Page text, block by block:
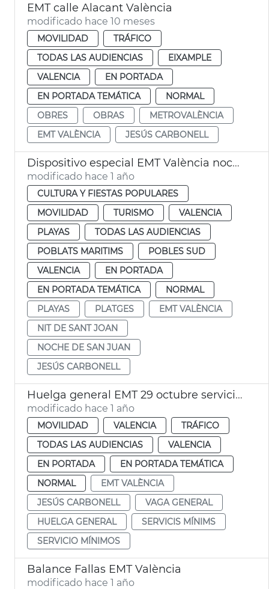
EMT calle Alacant València
modificado hace 10 meses
MOVILIDAD
TRÁFICO
TODAS LAS AUDIENCIAS
EIXAMPLE
VALENCIA
EN PORTADA
EN PORTADA TEMÁTICA
NORMAL
OBRES
OBRAS
METROVALÈNCIA
EMT VALÈNCIA
JESÚS CARBONELL
Dispositivo especial EMT València noche San Juan
modificado hace 1 año
CULTURA Y FIESTAS POPULARES
MOVILIDAD
TURISMO
VALENCIA
PLAYAS
TODAS LAS AUDIENCIAS
POBLATS MARITIMS
POBLES SUD
VALENCIA
EN PORTADA
EN PORTADA TEMÁTICA
NORMAL
PLAYAS
PLATGES
EMT VALÈNCIA
NIT DE SANT JOAN
NOCHE DE SAN JUAN
JESÚS CARBONELL
Huelga general EMT 29 octubre servicios mínimos
modificado hace 1 año
MOVILIDAD VALENCIA
TRÁFICO
TODAS LAS AUDIENCIAS
VALENCIA
EN PORTADA
EN PORTADA TEMÁTICA
NORMAL
EMT VALÈNCIA
JESÚS CARBONELL
VAGA GENERAL
HUELGA GENERAL
SERVICIS MÍNIMS
SERVICIO MÍNIMOS
Balance Fallas EMT València
modificado hace 1 año